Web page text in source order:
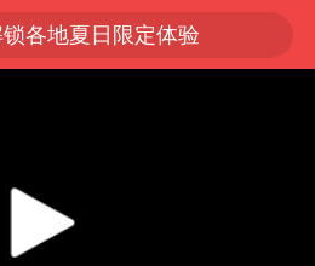
各地夏日限定体验
视频丨中国东方电气集团原党组副书记、董事宋致远被查
海豚将正面袭击贯穿浙江
港宏福苑火灾或由烟头引起